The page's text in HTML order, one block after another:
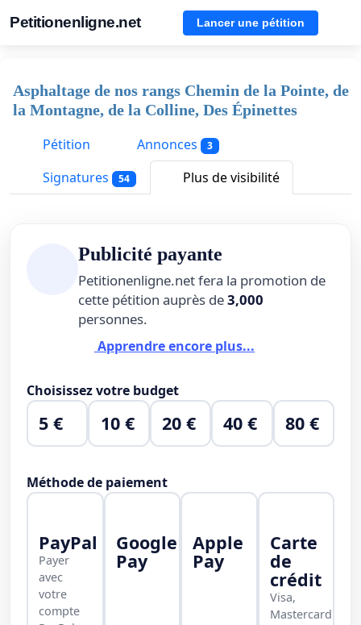
Petitionenligne.net Lancer une pétition
Asphaltage de nos rangs Chemin de la Pointe, de
la Montagne, de la Colline, Des Épinettes
Pétition
Annonces 3
Signatures 54 Plus de visibilité
Publicité payante
Petitionenligne.net fera la promotion de
cette pétition auprès de3,000
personnes.
Apprendre encore plus...
Choisissez votre budget
5 € 10 € 20 € 40 € 80 €
Méthode de paiement
PayPal
Payer
avec
votre
compte
Google
Pay
Apple
Pay
Carte
de
crédit
Visa,
Mastercard